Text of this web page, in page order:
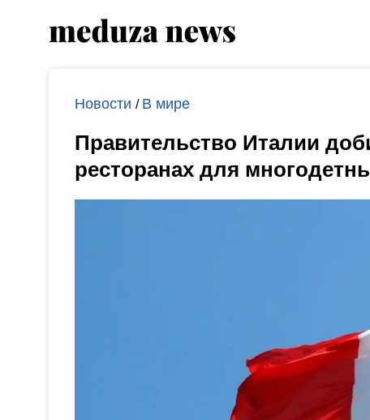
Новости / В мире
Правительство Италии
ресторанах для